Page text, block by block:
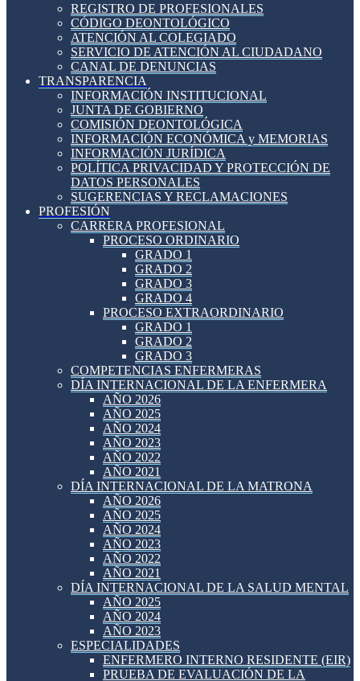
REGISTRO DE PROFESIONALES
CÓDIGO DEONTOLÓGICO
ATENCIÓN AL COLEGIADO
SERVICIO DE ATENCIÓN AL CIUDADANO
CANAL DE DENUNCIAS
TRANSPARENCIA
INFORMACIÓN INSTITUCIONAL
JUNTA DE GOBIERNO
COMISIÓN DEONTOLÓGICA
INFORMACIÓN ECONÓMICA y MEMORIAS
INFORMACIÓN JURÍDICA
POLÍTICA PRIVACIDAD Y PROTECCIÓN DE
DATOS PERSONALES
SUGERENCIAS Y RECLAMACIONES
PROFESIÓN
CARRERA PROFESIONAL
PROCESO ORDINARIO
GRADO 1
GRADO 2
GRADO 3
GRADO 4
PROCESO EXTRAORDINARIO
GRADO 1
GRADO 2
GRADO 3
COMPETENCIAS ENFERMERAS
DÍA INTERNACIONAL DE LA ENFERMERA
AÑO 2026
AÑO 2025
AÑO 2024
AÑO 2023
AÑO 2022
AÑO 2021
DÍA INTERNACIONAL DE LA MATRONA
AÑO 2026
AÑO 2025
AÑO 2024
AÑO 2023
AÑO 2022
AÑO 2021
DÍA INTERNACIONAL DE LA SALUD MENTAL
AÑO 2025
AÑO 2024
AÑO 2023
ESPECIALIDADES
ENFERMERO INTERNO RESIDENTE (EIR)
PRUEBA DE EVALUACIÓN DE LA